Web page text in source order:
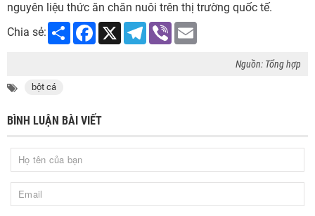
nguyên liệu thức ăn chăn nuôi trên thị trường quốc tế.
Chia sẻ:
Share Facebook
X Telegram
Viber
Nguồn: Tổng hợp
bột cá
BÌNH LUẬN BÀI VIẾT